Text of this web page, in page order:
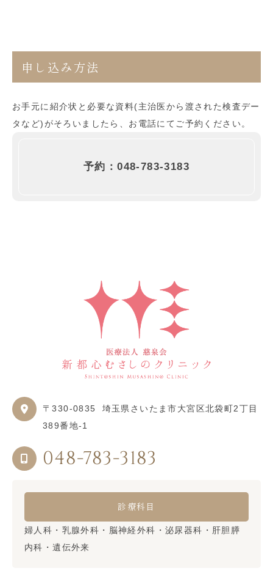
申し込み方法
お手元に紹介状と必要な資料(主治医から渡された検査デー
タなど)がそろいましたら、お電話にてご予約ください。
予約：048-783-3183
〒330-0835
埼玉県さいたま市大宮区北袋町2丁目
389番地-1
048-783-3183
診療科目
婦人科・乳腺外科・脳神経外科・泌尿器科・肝胆膵
内科・遺伝外来